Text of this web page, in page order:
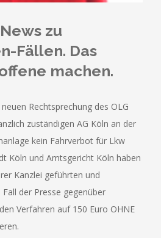
zu
Fällen. Das
machen.
Rechtsprechung des OLG
zuständigen AG Köln an der
kein Fahrverbot für Lkw
Köln und Amtsgericht Köln haben
Kanzlei geführten und
der Presse gegenüber
Verfahren auf 150 Euro OHNE